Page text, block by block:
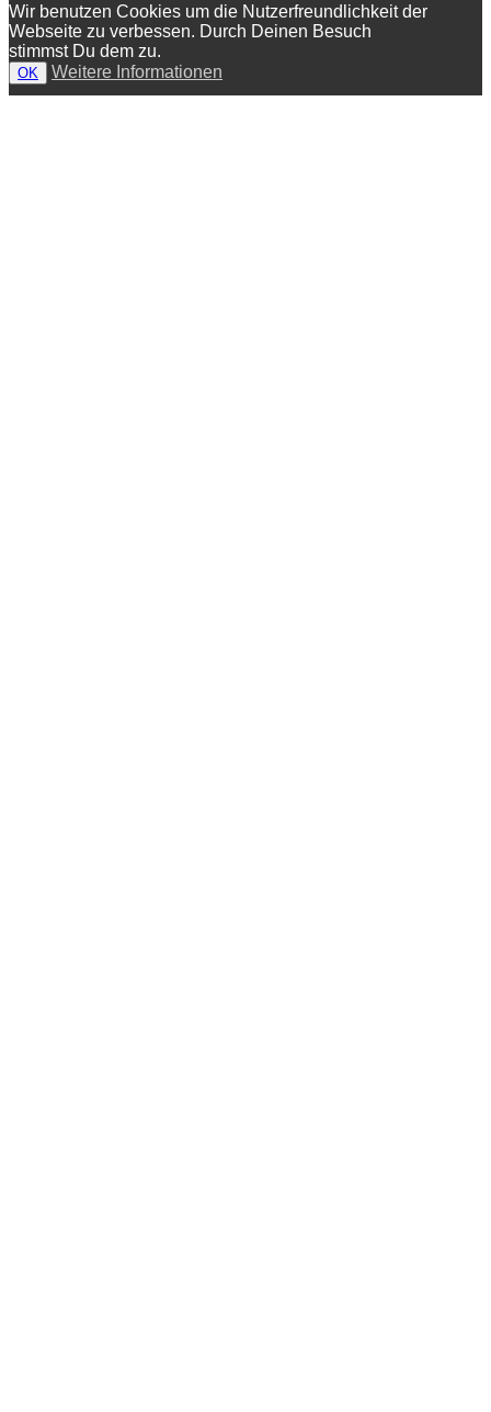
Wir benutzen Cookies um die Nutzerfreundlichkeit der
Webseite zu verbessen. Durch Deinen Besuch
stimmst Du dem zu.
OK Weitere Informationen